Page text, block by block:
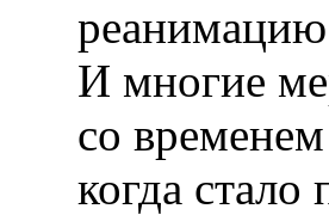
И многие
со
когда стало